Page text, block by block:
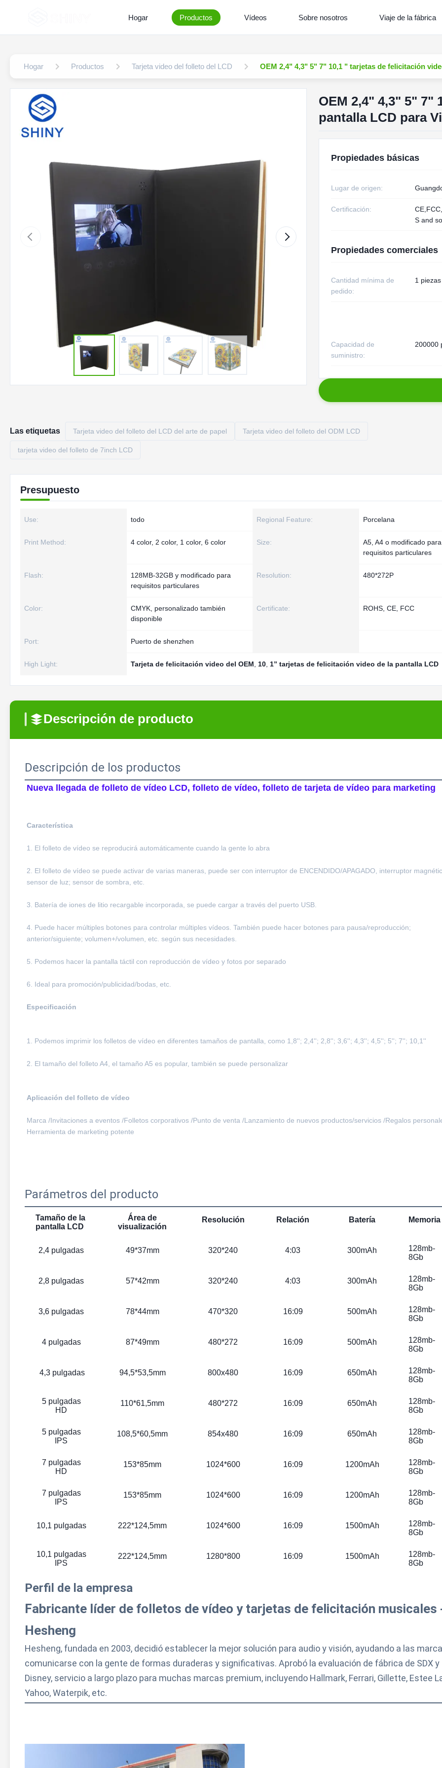
Hogar Productos Vídeos Sobre nosotros Viaje de la fábrica
Hogar Productos Tarjeta video del folleto del LCD OEM 2,4" 4,3" 5" 7" 10,1 " tarjetas de felicitación
OEM 2,4" 4,3" 5" 7"
pantalla LCD para
Propiedades básicas
Lugar de origen:
Certificación:
S and
Propiedades comerciales
Cantidad mínima de
pedido:
1 piezas
Capacidad de
suministro:
200000
Las etiquetas Tarjeta video del folleto del LCD del arte de papel Tarjeta video del folleto del ODM LCD
tarjeta video del folleto de 7inch LCD
Presupuesto
Use: todo Regional Feature: Porcelana
Print Method: 4 color, 2 color, 1 color, 6 color Size:
A5, A4 o modificado para
requisitos particulares
Flash:
128MB-32GB y modificado para
requisitos particulares
Resolution: 480*272P
Color:
CMYK, personalizado también
disponible
Certificate: ROHS, CE, FCC
Port: Puerto de shenzhen
High Light: Tarjeta de felicitación video del OEM 10 1” tarjetas de felicitación video de la pantalla LCD
Descripción de producto
Descripción de los productos
Nueva llegada de folleto de vídeo LCD, folleto de vídeo, folleto de tarjeta de vídeo para marketing
Característica
1. El folleto de vídeo se reproducirá automáticamente cuando la gente lo abra
2. El folleto de vídeo se puede activar de varias maneras, puede ser con interruptor de ENCENDIDO/APAGADO, interruptor
sensor de luz; sensor de sombra, etc.
3. Batería de iones de litio recargable incorporada, se puede cargar a través del puerto USB.
4. Puede hacer múltiples botones para controlar múltiples vídeos. También puede hacer botones para pausa/reproducción;
anterior/siguiente; volumen+/volumen, etc. según sus necesidades.
5. Podemos hacer la pantalla táctil con reproducción de vídeo y fotos por separado
6. Ideal para promoción/publicidad/bodas, etc.
Especificación
1. Podemos imprimir los folletos de vídeo en diferentes tamaños de pantalla, como 1,8''; 2,4''; 2,8''; 3,6''; 4,3''; 4,5''; 5''; 7''; 10,1''
2. El tamaño del folleto A4, el tamaño A5 es popular, también se puede personalizar
Aplicación del folleto de vídeo
Marca /Invitaciones a eventos /Folletos corporativos /Punto de venta /Lanzamiento de nuevos productos/servicios /Regalos
Herramienta de marketing potente
Parámetros del producto
Tamaño de la
pantalla LCD
Área de
visualización
Resolución Relación Batería Memoria
2,4 pulgadas 49*37mm 320*240 4:03 300mAh
128mb-
8Gb
2,8 pulgadas 57*42mm 320*240 4:03 300mAh
128mb-
8Gb
3,6 pulgadas 78*44mm 470*320 16:09 500mAh
128mb-
8Gb
4 pulgadas 87*49mm 480*272 16:09 500mAh
128mb-
8Gb
4,3 pulgadas 94,5*53,5mm 800x480 16:09 650mAh
128mb-
8Gb
5 pulgadas
HD
110*61,5mm 480*272 16:09 650mAh
128mb-
8Gb
5 pulgadas
IPS
108,5*60,5mm 854x480 16:09 650mAh
128mb-
8Gb
7 pulgadas
HD
153*85mm 1024*600 16:09 1200mAh
128mb-
8Gb
7 pulgadas
IPS
153*85mm 1024*600 16:09 1200mAh
128mb-
8Gb
10,1 pulgadas 222*124,5mm 1024*600 16:09 1500mAh
128mb-
8Gb
10,1 pulgadas
IPS
222*124,5mm 1280*800 16:09 1500mAh
128mb-
8Gb
Perfil de la empresa
Fabricante líder de folletos de vídeo y tarjetas de felicitación musicales
Hesheng
Hesheng, fundada en 2003, decidió establecer la mejor solución para audio y visión, ayudando a las
comunicarse con la gente de formas duraderas y significativas. Aprobó la evaluación de fábrica de SDX y
Disney, servicio a largo plazo para muchas marcas premium, incluyendo Hallmark, Ferrari, Gillette, Estee
Yahoo, Waterpik, etc.